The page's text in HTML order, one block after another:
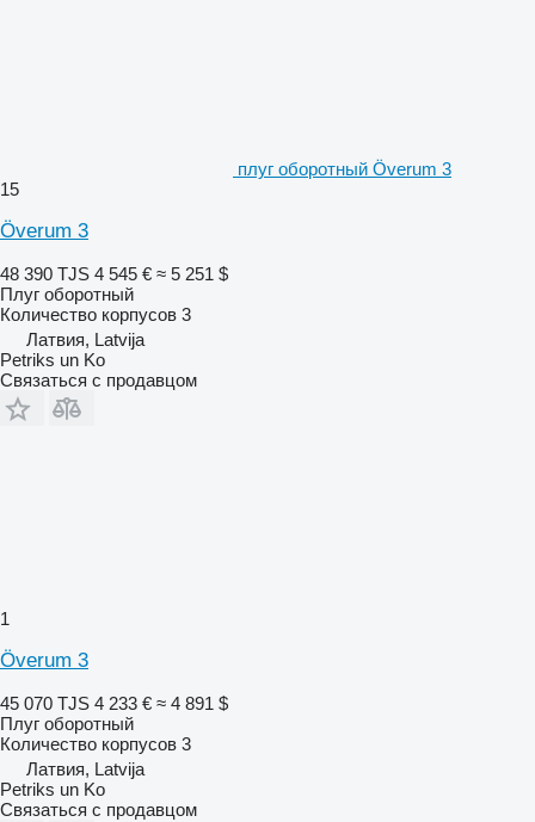
плуг оборотный Överum 3
15
Överum 3
48 390 TJS 4 545 € ≈ 5 251 $
Плуг оборотный
Количество корпусов 3
Латвия, Latvija
Petriks un Ko
Связаться с продавцом
1
Överum 3
45 070 TJS 4 233 € ≈ 4 891 $
Плуг оборотный
Количество корпусов 3
Латвия, Latvija
Petriks un Ko
Связаться с продавцом